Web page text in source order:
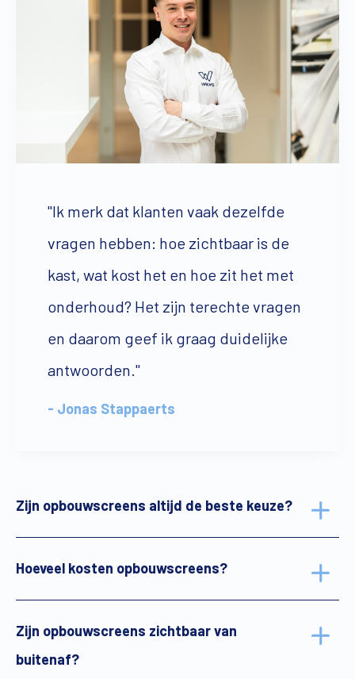
"Ik merk dat klanten vaak dezelfde
vragen hebben: hoe zichtbaar is de
kast, wat kost het en hoe zit het met
onderhoud? Het zijn terechte vragen
en daarom geef ik graag duidelijke
antwoorden."
- Jonas Stappaerts
Zijn opbouwscreens altijd de beste keuze?
Hoeveel kosten opbouwscreens?
Zijn opbouwscreens zichtbaar van
buitenaf?